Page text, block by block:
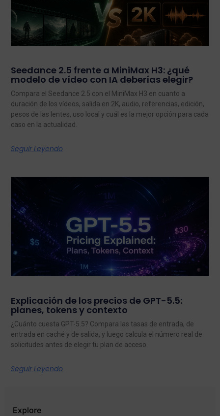
Seedance 2.5 frente a MiniMax H3: ¿qué
modelo de vídeo con IA deberías elegir?
Compara el Seedance 2.5 con el MiniMax H3 en cuanto a
duración de los vídeos, salida en 2K, audio, referencias, edición,
pesos de las lentes, uso local y cuál es la mejor opción para cada
caso en la actualidad.
Seguir Leyendo
Explicación de los precios de GPT-5.5:
planes, tokens y contexto
¿Cuánto cuesta GPT-5.5? Compara las tasas de entrada, de
entrada en caché y de salida, y luego calcula el número real de
solicitudes antes de elegir tu plan de acceso.
Seguir Leyendo
Explore